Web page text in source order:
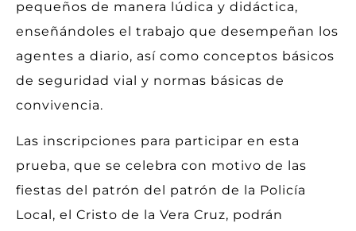
pequeños de manera lúdica y didáctica,
enseñándoles el trabajo que desempeñan los
agentes a diario, así como conceptos básicos
de seguridad vial y normas básicas de
convivencia.
Las inscripciones para participar en esta
prueba, que se celebra con motivo de las
fiestas del patrón del patrón de la Policía
Local, el Cristo de la Vera Cruz, podrán